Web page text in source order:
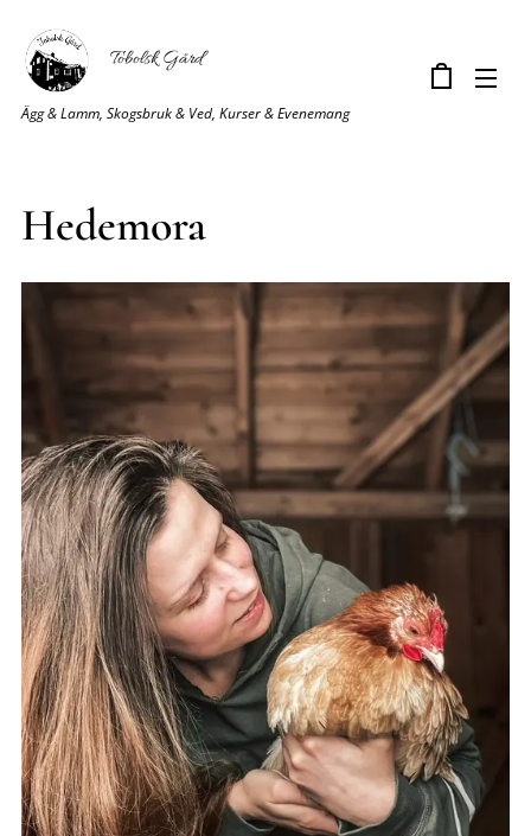
Tobolsk Gård
Ägg & Lamm, Skogsbruk & Ved, Kurser & Evenemang
Hedemora